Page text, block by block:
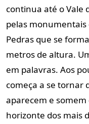
continua até o Vale
pelas monumentais
Pedras que se
metros de altura.
em palavras. Aos
começa a se tornar
aparecem e
horizonte dos mais